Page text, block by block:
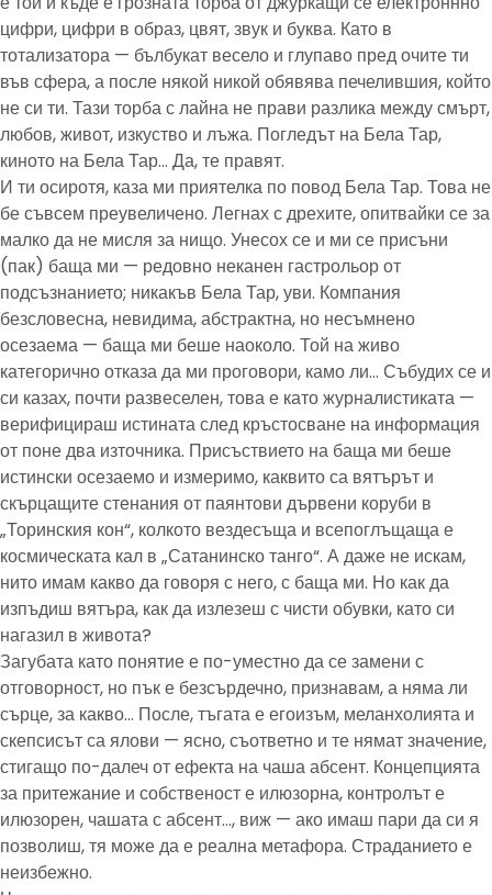
цифри, цифри в образ, цвят, звук и буква. Като в
тотализатора — бълбукат весело и глупаво пред очите ти
във сфера, а после някой никой обявява печелившия, който
не си ти. Тази торба с лайна не прави разлика между смърт,
любов, живот, изкуство и лъжа. Погледът на Бела Тар,
киното на Бела Тар… Да, те правят.
И ти осиротя, каза ми приятелка по повод Бела Тар. Това не
бе съвсем преувеличено. Легнах с дрехите, опитвайки се за
малко да не мисля за нищо. Унесох се и ми се присъни
(пак) баща ми — редовно неканен гастрольор от
подсъзнанието; никакъв Бела Тар, уви. Компания
безсловесна, невидима, абстрактна, но несъмнено
осезаема — баща ми беше наоколо. Той на живо
категорично отказа да ми проговори, камо ли… Събудих се и
си казах, почти развеселен, това е като журналистиката —
верифицираш истината след кръстосване на информация
от поне два източника. Присъствието на баща ми беше
истински осезаемо и измеримо, каквито са вятърът и
скърцащите стенания от паянтови дървени коруби в
„Торинския кон“, колкото вездесъща и всепоглъщаща е
космическата кал в „Сатанинско танго“. А даже не искам,
нито имам какво да говоря с него, с баща ми. Но как да
изпъдиш вятъра, как да излезеш с чисти обувки, като си
нагазил в живота?
Загубата като понятие е по-уместно да се замени с
отговорност, но пък е безсърдечно, признавам, а няма ли
сърце, за какво… После, тъгата е егоизъм, меланхолията и
скепсисът са ялови — ясно, съответно и те нямат значение,
стигащо по-далеч от ефекта на чаша абсент. Концепцията
за притежание и собственост е илюзорна, контролът е
илюзорен, чашата с абсент…, виж — ако имаш пари да си я
позволиш, тя може да е реална метафора. Страданието е
неизбежно.